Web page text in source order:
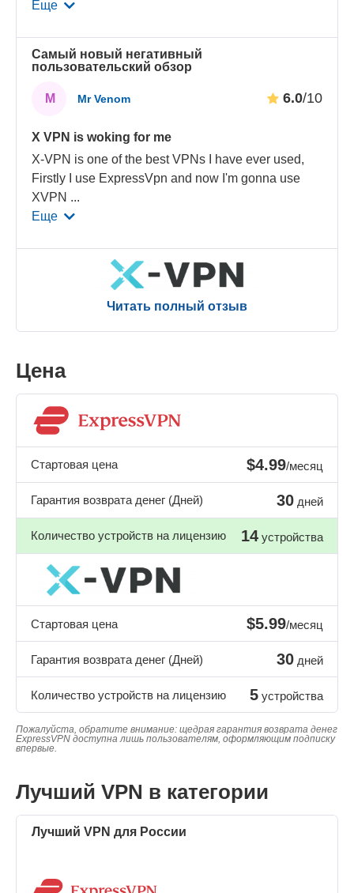
Еще
Самый новый негативный
пользовательский обзор
M Mr Venom 6.0/10
X VPN is woking for me
X-VPN is one of the best VPNs I have ever used,
Firstly I use ExpressVpn and now I'm gonna use
XVPN ...
Еще
Читать полный отзыв
Цена
Стартовая цена $4.99/месяц
Гарантия возврата денег (Дней) 30 дней
Количество устройств на лицензию 14 устройства
Стартовая цена $5.99/месяц
Гарантия возврата денег (Дней) 30 дней
Количество устройств на лицензию 5 устройства
Пожалуйста, обратите внимание: щедрая гарантия возврата денег
ExpressVPN доступна лишь пользователям, оформляющим подписку
впервые.
Лучший VPN в категории
Лучший VPN для России